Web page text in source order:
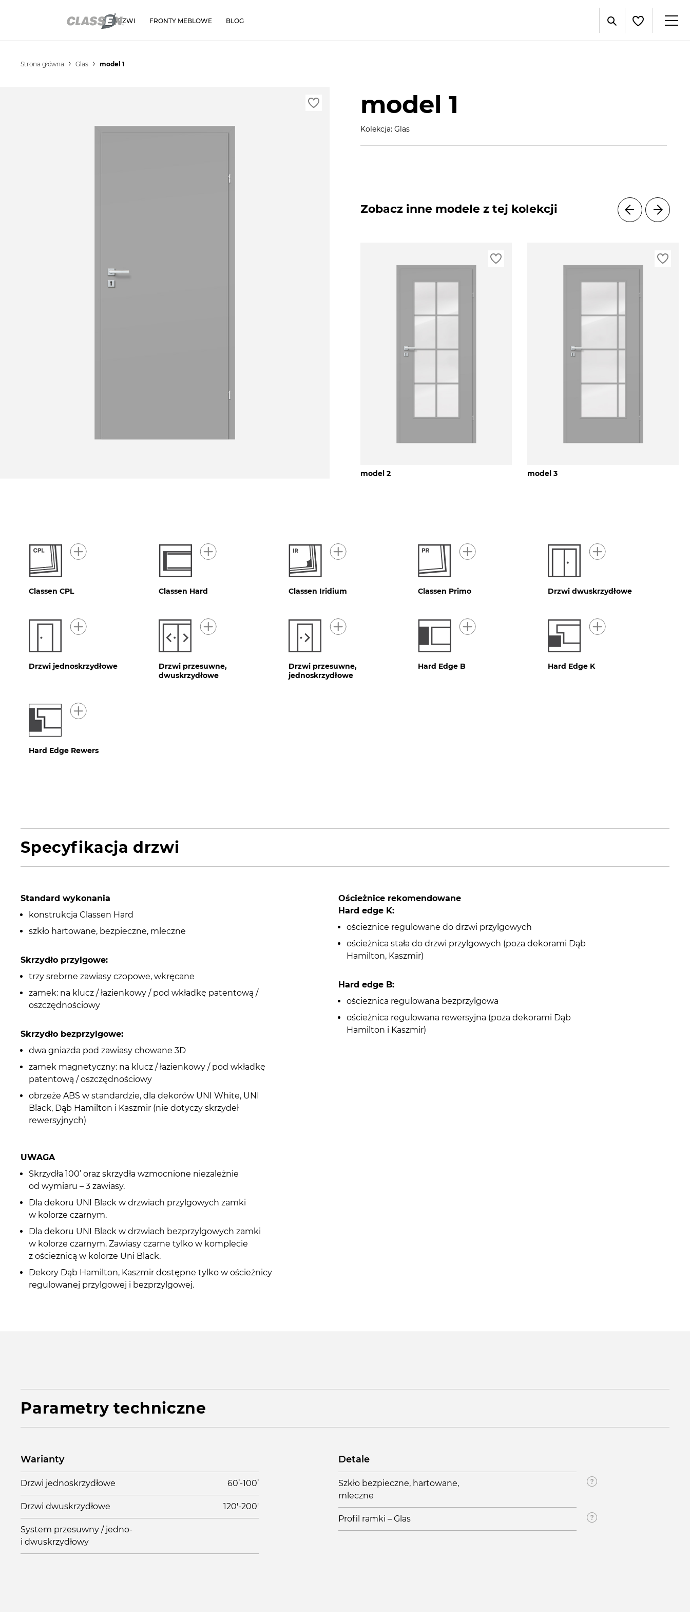
DRZWI FRONTY MEBLOWE BLOG
Strona główna Glas model 1
model 1
Kolekcja: Glas
Zobacz inne modele z tej kolekcji
model 2 model 3
Classen CPL Classen Hard Classen Iridium Classen Primo Drzwi dwuskrzydłowe
Drzwi jednoskrzydłowe
Drzwi przesuwne,
dwuskrzydłowe
Drzwi przesuwne,
jednoskrzydłowe
Hard Edge B Hard Edge K
Hard Edge Rewers
Specyfikacja drzwi
Standard wykonania
konstrukcja Classen Hard
szkło hartowane, bezpieczne, mleczne
Skrzydło przylgowe:
trzy srebrne zawiasy czopowe, wkręcane
zamek: na klucz / łazienkowy / pod wkładkę patentową /
oszczędnościowy
Skrzydło bezprzylgowe:
dwa gniazda pod zawiasy chowane 3D
zamek magnetyczny: na klucz / łazienkowy / pod wkładkę
patentową / oszczędnościowy
obrzeże ABS w standardzie, dla dekorów UNI White, UNI
Black, Dąb Hamilton i Kaszmir (nie dotyczy skrzydeł
rewersyjnych)
Ościeżnice rekomendowane
Hard edge K:
ościeżnice regulowane do drzwi przylgowych
ościeżnica stała do drzwi przylgowych (poza dekorami Dąb
Hamilton, Kaszmir)
Hard edge B:
ościeżnica regulowana bezprzylgowa
ościeżnica regulowana rewersyjna (poza dekorami Dąb
Hamilton i Kaszmir)
UWAGA
Skrzydła 100’ oraz skrzydła wzmocnione niezależnie
od wymiaru – 3 zawiasy.
Dla dekoru UNI Black w drzwiach przylgowych zamki
w kolorze czarnym.
Dla dekoru UNI Black w drzwiach bezprzylgowych zamki
w kolorze czarnym. Zawiasy czarne tylko w komplecie
z ościeżnicą w kolorze Uni Black.
Dekory Dąb Hamilton, Kaszmir dostępne tylko w ościeżnicy
regulowanej przylgowej i bezprzylgowej.
Parametry techniczne
Warianty
Drzwi jednoskrzydłowe 60’-100’
Drzwi dwuskrzydłowe 120'-200'
System przesuwny / jedno-
i dwuskrzydłowy
Detale
Szkło bezpieczne, hartowane,
mleczne
Profil ramki – Glas